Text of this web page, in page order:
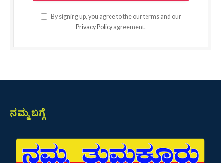
By signing up, you agree to the our terms and our
Privacy Policy agreement.
ನಮ್ಮ ಬಗ್ಗೆ